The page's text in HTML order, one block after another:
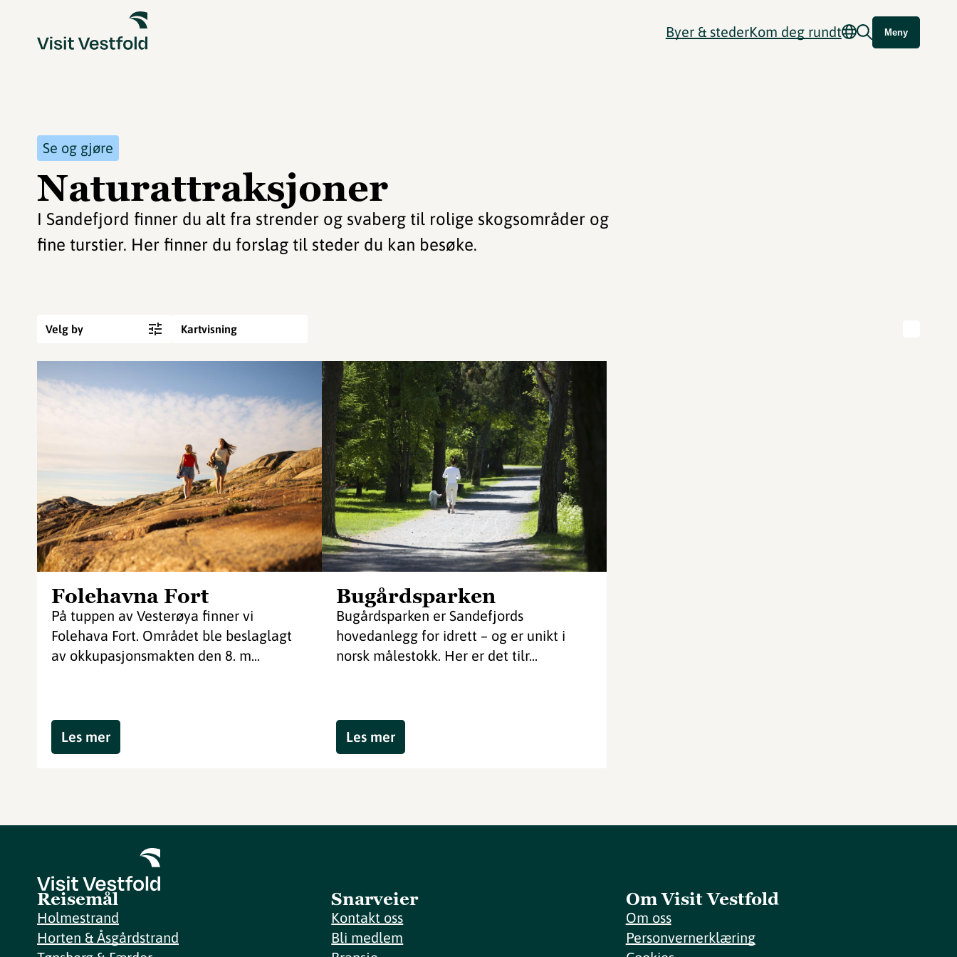
Byer & stederKom deg rundt Meny
Se og gjøre
Naturattraksjoner
I Sandefjord finner du alt fra strender og svaberg til rolige skogsområder og
fine turstier. Her finner du forslag til steder du kan besøke.
Velg by Kartvisning
Folehavna Fort
På tuppen av Vesterøya finner vi
Folehava Fort. Området ble beslaglagt
av okkupasjonsmakten den 8. m...
Les mer
Bugårdsparken
Bugårdsparken er Sandefjords
hovedanlegg for idrett – og er unikt i
norsk målestokk. Her er det tilr...
Les mer
Reisemål
Holmestrand
Horten & Åsgårdstrand
Snarveier
Kontakt oss
Bli medlem
Om Visit Vestfold
Om oss
Personvernerklæring